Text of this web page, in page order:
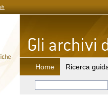
Home Ricerca